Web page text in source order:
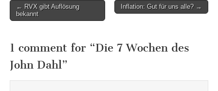
Post
navigation
← RVX gibt Auflösung
bekannt
Inflation: Gut für uns alle? →
1 comment for “Die 7 Wochen des
John Dahl”